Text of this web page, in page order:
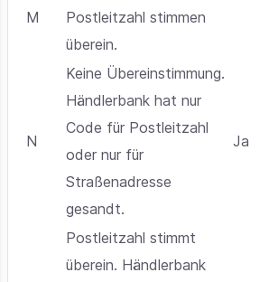
M
Postleitzahl stimmen
überein.
N
Keine Übereinstimmung.
Händlerbank hat nur
Code für Postleitzahl
oder nur für
Straßenadresse
gesandt.
Ja
Postleitzahl stimmt
überein. Händlerbank